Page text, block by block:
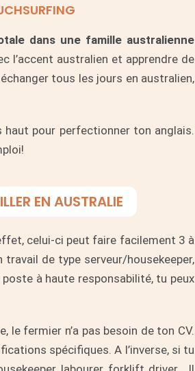
dans une famille australienne
l’accent australien et apprendre de
tous les jours en australien,
pour perfectionner ton anglais.
EN AUSTRALIE
celui-ci peut faire facilement 3 à
de type serveur/housekeeper,
à haute responsabilité, tu peux
fermier n’a pas besoin de ton CV.
spécifiques. A l’inverse, si tu